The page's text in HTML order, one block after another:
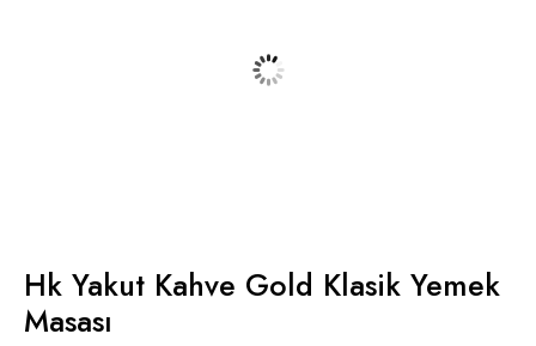
Hk Yakut Kahve Gold Klasik Yemek
Masası